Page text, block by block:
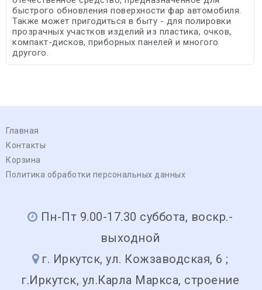
быстрого обновления поверхности фар автомобиля.
Также может пригодиться в быту - для полировки
прозрачных участков изделий из пластика, очков,
компакт-дисков, приборных панелей и многого
другого.
Главная
Контакты
Корзина
Политика обработки персональных данных
Пн-Пт 9.00-17.30 суббота, воскр.-
выходной
г. Иркутск, ул. Кожзаводская, 6 ;
г.Иркутск, ул.Карла Маркса, строение